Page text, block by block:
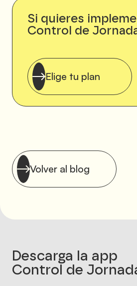
Si quieres
Control de
Elige tu plan
Volver al blog
Descarga la app
Control de